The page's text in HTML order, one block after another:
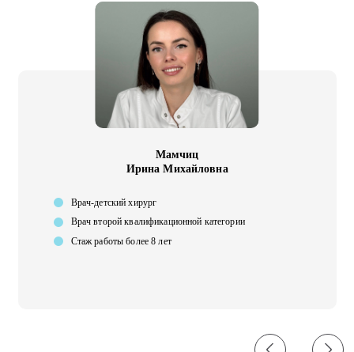
Мамчиц
Ирина Михайловна
Врач-детский хирург
Врач второй квалификационной категории
Стаж работы более 8 лет